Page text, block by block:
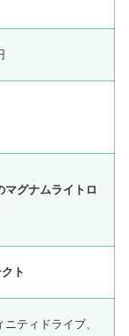
マグナムライトロ
ト
ニティドライブ、